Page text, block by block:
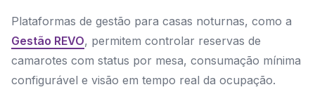
Plataformas de gestão para casas noturnas, como a
Gestão REVO, permitem controlar reservas de
camarotes com status por mesa, consumação mínima
configurável e visão em tempo real da ocupação.